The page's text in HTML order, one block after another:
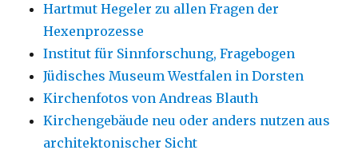
Hartmut Hegeler zu allen Fragen der
Hexenprozesse
Institut für Sinnforschung, Fragebogen
Jüdisches Museum Westfalen in Dorsten
Kirchenfotos von Andreas Blauth
Kirchengebäude neu oder anders nutzen aus
architektonischer Sicht